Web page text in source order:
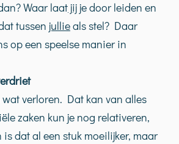
Waar laatjijje door leiden en
tussen jullieals stel? Daar
op een speelse manier in
wat verloren. Dat kan van alles
zaken kun je nog relativeren,
is dat al een stuk moeilijker, maar